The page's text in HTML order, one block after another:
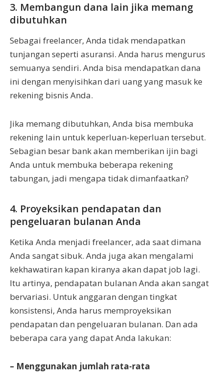
3. Membangun dana lain jika memang
dibutuhkan
Sebagai freelancer, Anda tidak mendapatkan
tunjangan seperti asuransi. Anda harus mengurus
semuanya sendiri. Anda bisa mendapatkan dana
ini dengan menyisihkan dari uang yang masuk ke
rekening bisnis Anda.
Jika memang dibutuhkan, Anda bisa membuka
rekening lain untuk keperluan-keperluan tersebut.
Sebagian besar bank akan memberikan ijin bagi
Anda untuk membuka beberapa rekening
tabungan, jadi mengapa tidak dimanfaatkan?
4. Proyeksikan pendapatan dan
pengeluaran bulanan Anda
Ketika Anda menjadi freelancer, ada saat dimana
Anda sangat sibuk. Anda juga akan mengalami
kekhawatiran kapan kiranya akan dapat job lagi.
Itu artinya, pendapatan bulanan Anda akan sangat
bervariasi. Untuk anggaran dengan tingkat
konsistensi, Anda harus memproyeksikan
pendapatan dan pengeluaran bulanan. Dan ada
beberapa cara yang dapat Anda lakukan:
– Menggunakan jumlah rata-rata